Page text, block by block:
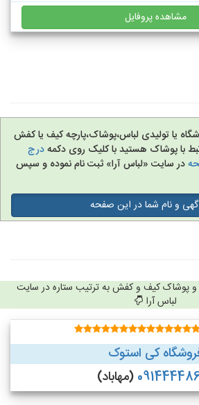
مشاهده پروفایل
یا تولیدی لباس،پوشاک،پارچه کیف یا کفش
با پوشاک هستید با کلیک روی دکمهدرج
در سایت «لباس آرا» ثبت نام نموده و سپس
و نام شما در این صفحه
و پوشاک کیف و کفش به ترتیب ستاره در سایت
لباس آرا
کی استوک
(مهاباد)